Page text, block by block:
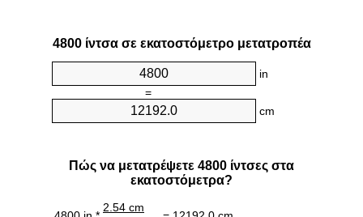
4800 ίντσα σε εκατοστόμετρο μετατροπέα
in
=
cm
Πώς να μετατρέψετε 4800 ίντσες στα
εκατοστόμετρα?
2.54 cm